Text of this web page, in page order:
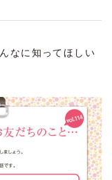
なに知ってほしい